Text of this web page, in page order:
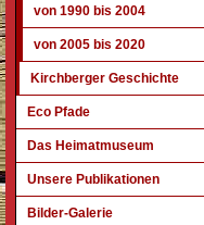
von 1990 bis 2004
von 2005 bis 2020
Kirchberger Geschichte
Eco Pfade
Das Heimatmuseum
Unsere Publikationen
Bilder-Galerie